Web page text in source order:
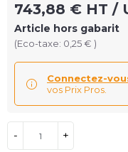
743,88 € HT /
Article hors gabarit
(Eco-taxe: 0,25 € )
Connectez-
vos Prix Pros.
- +